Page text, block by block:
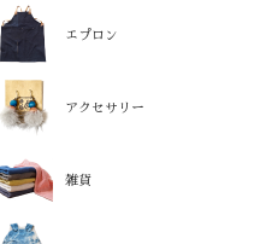
エプロン
アクセサリー
雑貨